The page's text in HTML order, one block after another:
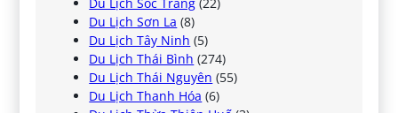
Du Lịch Sóc Trăng (22)
Du Lịch Sơn La (8)
Du Lịch Tây Ninh (5)
Du Lịch Thái Bình (274)
Du Lịch Thái Nguyên (55)
Du Lịch Thanh Hóa (6)